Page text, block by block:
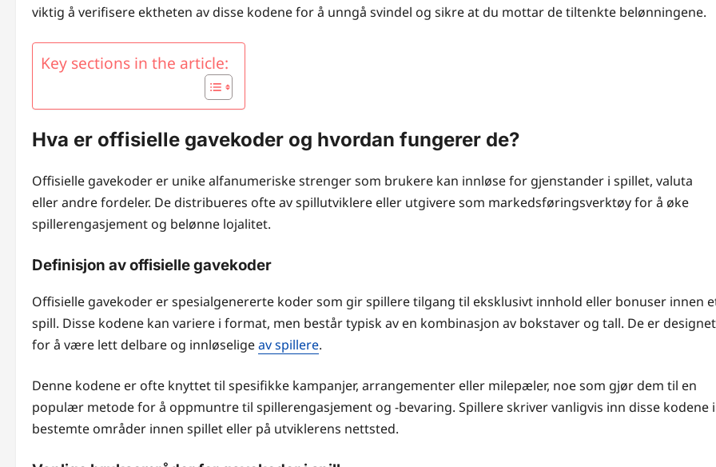
viktig å verifisere ektheten av disse kodene for å unngå svindel og sikre at du mottar de tiltenkte belønningene.
Key sections in the article:
Hva er offisielle gavekoder og hvordan fungerer de?
Offisielle gavekoder er unike alfanumeriske strenger som brukere kan innløse for gjenstander i spillet, valuta
eller andre fordeler. De distribueres ofte av spillutviklere eller utgivere som markedsføringsverktøy for å øke
spillerengasjement og belønne lojalitet.
Definisjon av offisielle gavekoder
Offisielle gavekoder er spesialgenererte koder som gir spillere tilgang til eksklusivt innhold eller bonuser innen
spill. Disse kodene kan variere i format, men består typisk av en kombinasjon av bokstaver og tall. De er designet
for å være lett delbare og innløseligeav spillere.
Denne kodene er ofte knyttet til spesifikke kampanjer, arrangementer eller milepæler, noe som gjør dem til en
populær metode for å oppmuntre til spillerengasjement og -bevaring. Spillere skriver vanligvis inn disse kodene i
bestemte områder innen spillet eller på utviklerens nettsted.